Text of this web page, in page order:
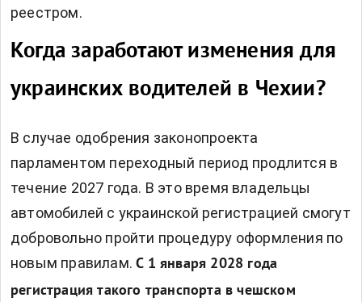
реестром.
Когда заработают изменения для
украинских водителей в Чехии?
В случае одобрения законопроекта
парламентом переходный период продлится в
течение 2027 года. В это время владельцы
автомобилей с украинской регистрацией смогут
добровольно пройти процедуру оформления по
новым правилам. С 1 января 2028 года
регистрация такого транспорта в чешском